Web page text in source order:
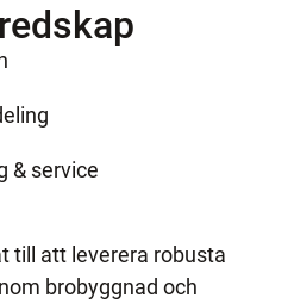
& service
till att leverera robusta
brobyggnad och